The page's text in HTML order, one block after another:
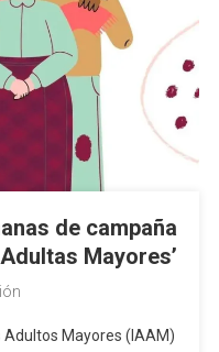
de campaña
Mayores’
Adultos Mayores (IAAM)